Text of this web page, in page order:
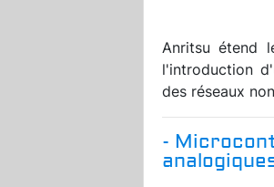
Anritsu étend
l'introduction
des réseaux
-